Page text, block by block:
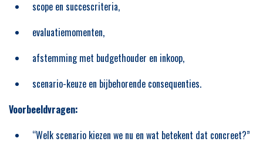
scope en succescriteria,
evaluatiemomenten,
afstemming met budgethouder en inkoop,
scenario-keuze en bijbehorende consequenties.
Voorbeeldvragen:
“Welk scenario kiezen we nu en wat betekent dat concreet?”